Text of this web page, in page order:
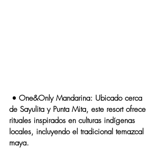
• One&Only Mandarina: Ubicado cerca
de Sayulita y Punta Mita, este resort ofrece
rituales inspirados en culturas indígenas
locales, incluyendo el tradicional temazcal
maya.